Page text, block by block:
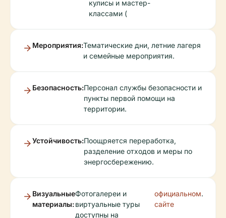
кулисы и мастер-
классами (
Мероприятия:Тематические дни, летние лагеря
и семейные мероприятия.
Безопасность:Персонал службы безопасности и
пункты первой помощи на
территории.
Устойчивость:Поощряется переработка,
разделение отходов и меры по
энергосбережению.
Визуальные
материалы:
Фотогалереи и
виртуальные туры
доступны на
официальном
сайте
.